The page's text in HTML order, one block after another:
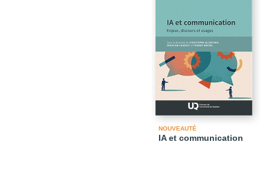
NOUVEAUTÉ
IA et communication